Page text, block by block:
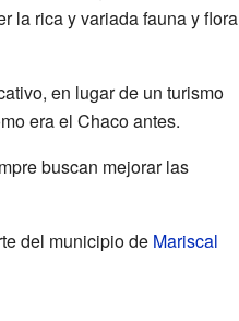
la rica y variada fauna y flora
en lugar de un turismo
era el Chaco antes.
buscan mejorar las
del municipio de Mariscal